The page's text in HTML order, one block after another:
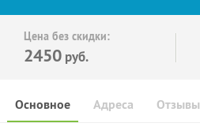
Цена без скидки:
2450 руб.
Основное Отзывы
Адреса